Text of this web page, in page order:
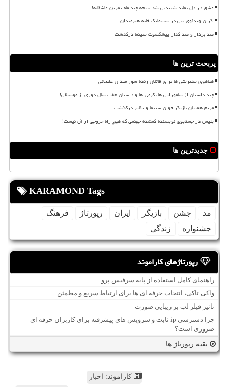
عشق در دل بماند شنیدنی شد نتیجه چند ماه تمرین عاشقانه!
اکران ویدئوی بنی در سینماتک خانه هنرمندان
صدابردار و صداگذار پیشکسوت سینما درگذشت
پربحث ترین ها
هیاهوی سلبریتی ها برای قاتلان زنده سوز میدان علیخانی
چند داستان از سامورایی ها، گرمی ها و داستان هفت سال دوری از موسیقی!
مریم همتیان بازیگر جوان سینما و تئاتر درگذشت
پلیس در جستجوی نویسنده گمشده جهنمی که هیچ راه خروجی از آن نیست!
جدیدترین ها
KARAMOND Tags
مد جشن بازیگر ایران رپورتاژ
فرهنگ
جشنواره
زندگی
رپورتاژهای کاراموند
راهنمای کامل استفاده از پایه سرفیس پرو
واکی تاکی، انتخاب حرفه ای ها برای ارتباط سریع و مطمئن
تاثیر فیلر لب بر زیبایی صورت
چرا دسترسی ip ثابت و سرویس های پیشرفته برای کاربران حرفه ای
ضروری است؟
بقیه رپورتاژ ها
کاراموند: اخبار